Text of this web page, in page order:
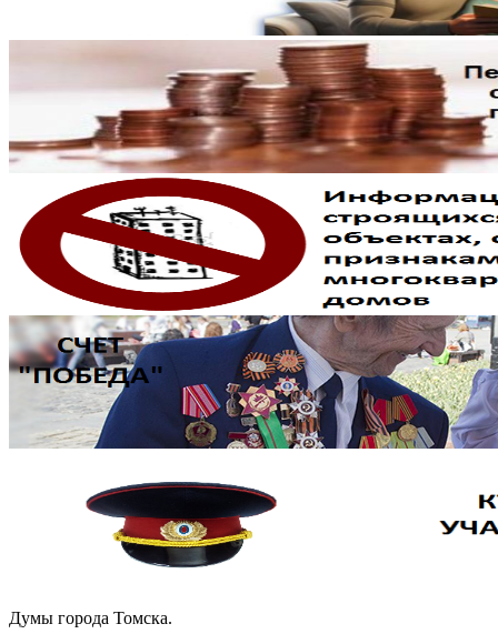
Думы города Томска.